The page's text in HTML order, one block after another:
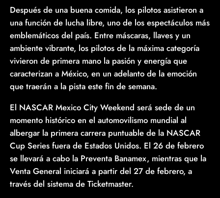
Después de una buena comida, los pilotos asistieron a
una función de lucha libre, uno de los espectáculos más
emblemáticos del país. Entre máscaras, llaves y un
ambiente vibrante, los pilotos de la máxima categoría
vivieron de primera mano la pasión y energía que
caracterizan a México, en un adelanto de la emoción
que traerán a la pista este fin de semana.
El NASCAR Mexico City Weekend será sede de un
momento histórico en el automovilismo mundial al
albergar la primera carrera puntuable de la NASCAR
Cup Series fuera de Estados Unidos. El 26 de febrero
se llevará a cabo la Preventa Banamex, mientras que la
Venta General iniciará a partir del 27 de febrero, a
través del sistema de Ticketmaster.